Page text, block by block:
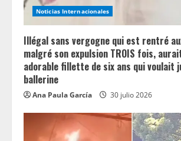
Noticias Internacionales
Illégal sans vergogne qui est rentré
malgré son expulsion TROIS fois,
adorable fillette de six ans qui voulait
ballerine
Ana Paula García 30 julio 2026